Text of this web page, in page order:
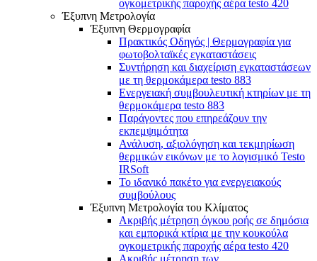
ογκομετρικής παροχής αέρα testo 420
Έξυπνη Μετρολογία
Έξυπνη Θερμογραφία
Πρακτικός Οδηγός | Θερμογραφία για
φωτοβολταϊκές εγκαταστάσεις
Συντήρηση και διαχείριση εγκαταστάσεων
με τη θερμοκάμερα testo 883
Ενεργειακή συμβουλευτική κτηρίων με τη
θερμοκάμερα testo 883
Παράγοντες που επηρεάζουν την
εκπεμψιμότητα
Ανάλυση, αξιολόγηση και τεκμηρίωση
θερμικών εικόνων με το λογισμικό Testo
IRSoft
Το ιδανικό πακέτο για ενεργειακούς
συμβούλους
Έξυπνη Μετρολογία του Κλίματος
Ακριβής μέτρηση όγκου ροής σε δημόσια
και εμπορικά κτίρια με την κουκούλα
ογκομετρικής παροχής αέρα testo 420
Ακριβής μέτρηση των